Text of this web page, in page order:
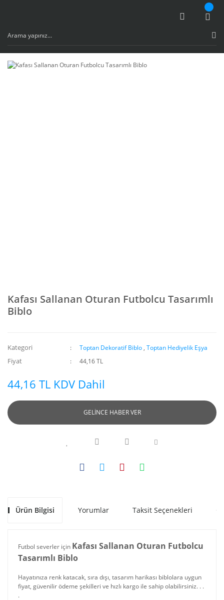
Kafası Sallanan Oturan Futbolcu Tasarımlı
Biblo
Kategori Toptan Dekoratif Biblo ,Toptan Hediyelik Eşya
Fiyat 44,16 TL
44,16 TL KDV Dahil
GELİNCE HABER VER
Ürün Bilgisi Yorumlar Taksit Seçenekleri
Futbol severler için Kafası Sallanan Oturan Futbolcu
Tasarımlı Biblo
Hayatınıza renk katacak, sıra dışı, tasarım harikası biblolara uygun
fiyat, güvenilir ödeme şekilleri ve hızlı kargo ile sahip olabilirsiniz. . .
.